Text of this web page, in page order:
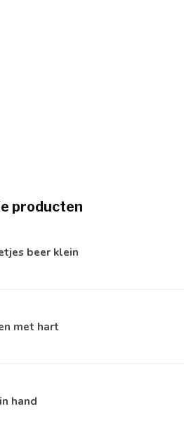
producten
beer klein
met hart
hand